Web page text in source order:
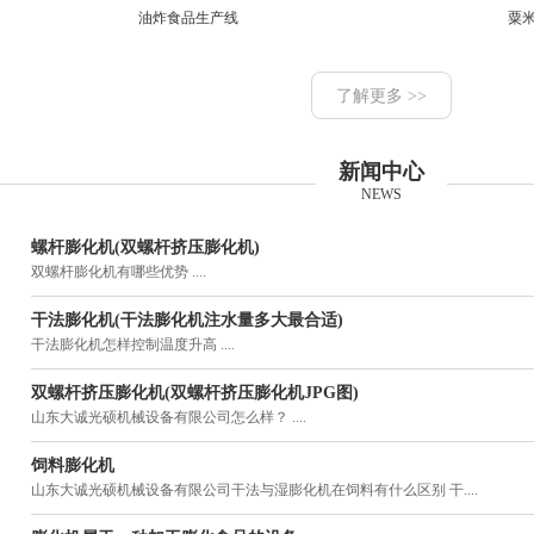
油炸食品生产线 粟
了解更多 >>
新闻中心
NEWS
螺杆膨化机(双螺杆挤压膨化机)
双螺杆膨化机有哪些优势 ....
干法膨化机(干法膨化机注水量多大最合适)
干法膨化机怎样控制温度升高 ....
双螺杆挤压膨化机(双螺杆挤压膨化机JPG图)
山东大诚光硕机械设备有限公司怎么样？ ....
饲料膨化机
山东大诚光硕机械设备有限公司干法与湿膨化机在饲料有什么区别 干....